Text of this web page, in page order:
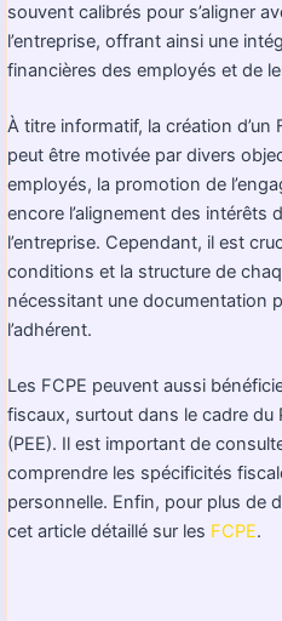
souvent calibrés pour s’aligner
l’entreprise, offrant ainsi une
financières des employés et de
À titre informatif, la création d’un
peut être motivée par divers
employés, la promotion de
encore l’alignement des intérêts
l’entreprise. Cependant, il est
conditions et la structure de
nécessitant une documentation
l’adhérent.
Les FCPE peuvent aussi
fiscaux, surtout dans le cadre du
(PEE). Il est important de
comprendre les spécificités
personnelle. Enfin, pour plus de
cet article détaillé sur les FCPE.